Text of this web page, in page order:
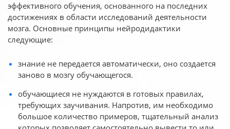
эффективного обучения, основанного на последних
достижениях в области исследований деятельности
мозга. Основные принципы нейродидактики
следующие:
знание не передается автоматически, оно создается
заново в мозгу обучающегося.
обучающиеся не нуждаются в готовых правилах,
требующих заучивания. Напротив, им необходимо
большое количество примеров, тщательный анализ